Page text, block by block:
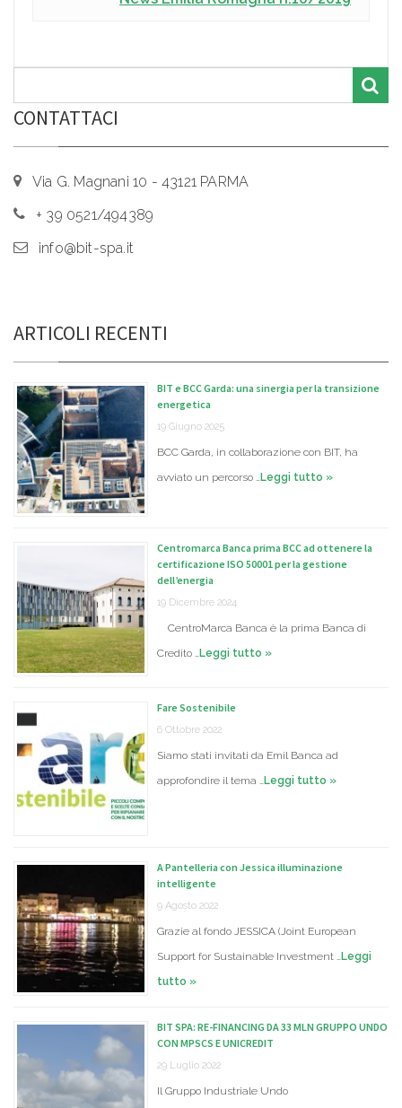
CONTATTACI
Via G. Magnani 10 - 43121 PARMA
+ 39 0521/494389
info@bit-spa.it
ARTICOLI RECENTI
BIT e BCC Garda: una sinergia per la transizione
energetica
19 Giugno 2025
BCC Garda, in collaborazione con BIT, ha
avviato un percorso … Leggi tutto »
Centromarca Banca prima BCC ad ottenere la
certificazione ISO 50001 per la gestione
dell’energia
19 Dicembre 2024
CentroMarca Banca è la prima Banca di
Credito … Leggi tutto »
Fare Sostenibile
6 Ottobre 2022
Siamo stati invitati da Emil Banca ad
approfondire il tema … Leggi tutto »
A Pantelleria con Jessica illuminazione
intelligente
9 Agosto 2022
Grazie al fondo JESSICA (Joint European
Support for Sustainable Investment … Leggi
tutto »
BIT SPA: RE-FINANCING DA 33 MLN GRUPPO UNDO
CON MPSCS E UNICREDIT
29 Luglio 2022
Il Gruppo Industriale Undo